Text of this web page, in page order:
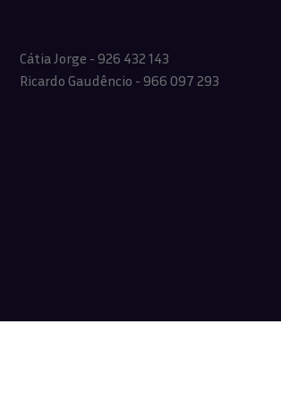
Cátia Jorge - 926 432 143
Ricardo Gaudêncio - 966 097 293